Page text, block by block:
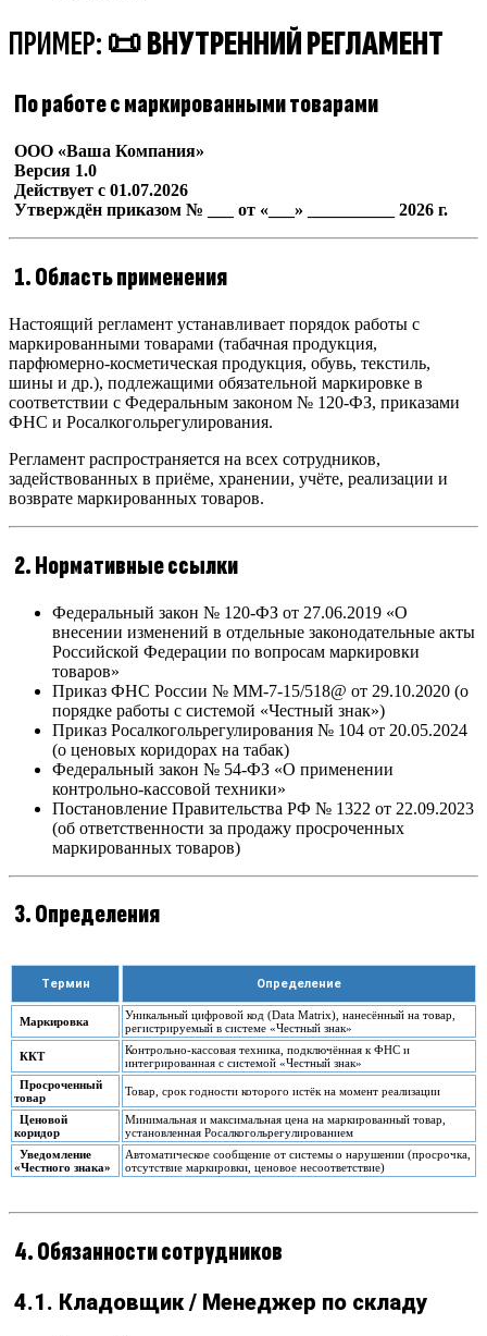
ПРИМЕР: 📜ВНУТРЕННИЙ РЕГЛАМЕНТ
По работе с маркированными товарами
ООО «Ваша Компания»
Версия 1.0
Действует с 01.07.2026
Утверждён приказом № ___ от «___» __________ 2026 г.
1. Область применения
Настоящий регламент устанавливает порядок работы с
маркированными товарами (табачная продукция,
парфюмерно-косметическая продукция, обувь, текстиль,
шины и др.), подлежащими обязательной маркировке в
соответствии с Федеральным законом № 120-ФЗ, приказами
ФНС и Росалкогольрегулирования.
Регламент распространяется на всех сотрудников,
задействованных в приёме, хранении, учёте, реализации и
возврате маркированных товаров.
2. Нормативные ссылки
Федеральный закон № 120-ФЗ от 27.06.2019 «О
внесении изменений в отдельные законодательные акты
Российской Федерации по вопросам маркировки
товаров»
Приказ ФНС России № ММ-7-15/518@ от 29.10.2020 (о
порядке работы с системой «Честный знак»)
Приказ Росалкогольрегулирования № 104 от 20.05.2024
(о ценовых коридорах на табак)
Федеральный закон № 54-ФЗ «О применении
контрольно-кассовой техники»
Постановление Правительства РФ № 1322 от 22.09.2023
(об ответственности за продажу просроченных
маркированных товаров)
3. Определения
Термин Определение
Маркировка
Уникальный цифровой код (Data Matrix), нанесённый на товар,
регистрируемый в системе «Честный знак»
ККТ
Контрольно-кассовая техника, подключённая к ФНС и
интегрированная с системой «Честный знак»
Просроченный
товар
Товар, срок годности которого истёк на момент реализации
Ценовой
коридор
Минимальная и максимальная цена на маркированный товар,
установленная Росалкогольрегулированием
Уведомление
«Честного знака»
Автоматическое сообщение от системы о нарушении (просрочка,
отсутствие маркировки, ценовое несоответствие)
4. Обязанности сотрудников
4.1. Кладовщик / Менеджер по складу